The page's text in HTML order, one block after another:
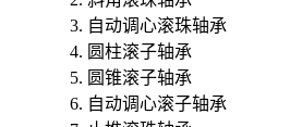
自动调心滚珠轴承
圆柱滚子轴承
圆锥滚子轴承
自动调心滚子轴承